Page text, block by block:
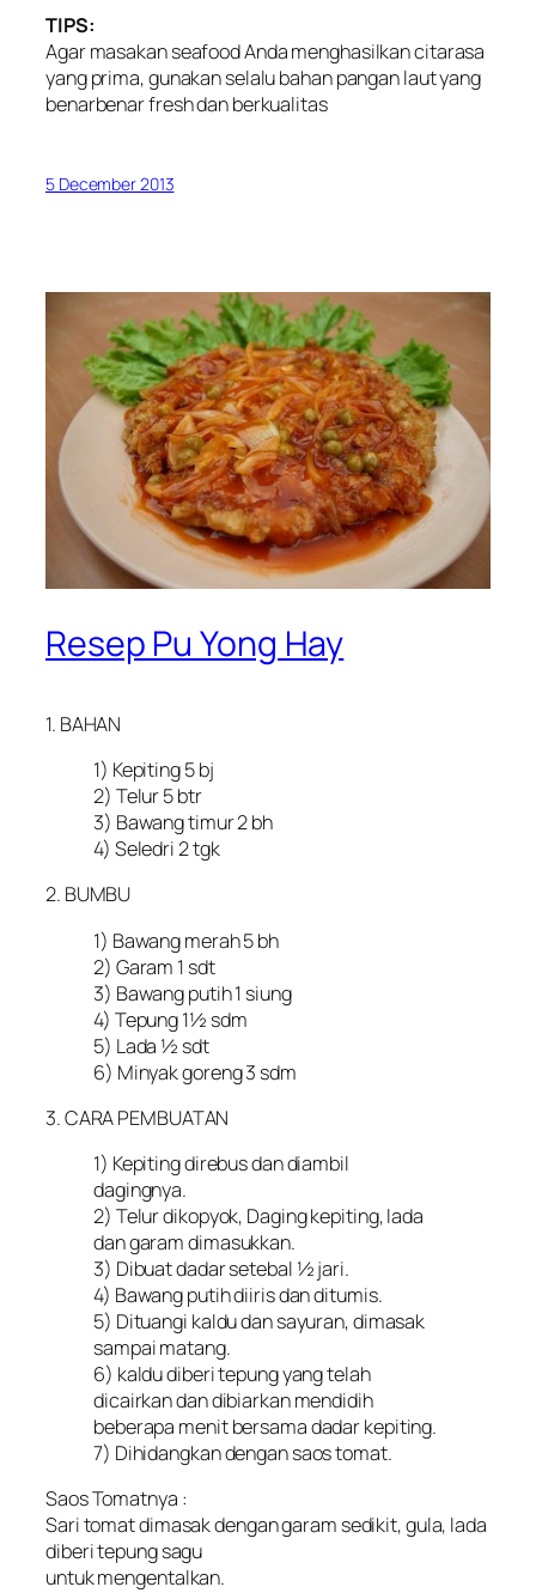
TIPS:
Agar masakan seafood Anda menghasilkan citarasa
yang prima, gunakan selalu bahan pangan laut yang
benarbenar fresh dan berkualitas
5 December 2013
Resep Pu Yong Hay
1. BAHAN
1) Kepiting 5 bj
2) Telur 5 btr
3) Bawang timur 2 bh
4) Seledri 2 tgk
2. BUMBU
1) Bawang merah 5 bh
2) Garam 1 sdt
3) Bawang putih 1 siung
4) Tepung 1½ sdm
5) Lada ½ sdt
6) Minyak goreng 3 sdm
3. CARA PEMBUATAN
1) Kepiting direbus dan diambil
dagingnya.
2) Telur dikopyok, Daging kepiting, lada
dan garam dimasukkan.
3) Dibuat dadar setebal ½ jari.
4) Bawang putih diiris dan ditumis.
5) Dituangi kaldu dan sayuran, dimasak
sampai matang.
6) kaldu diberi tepung yang telah
dicairkan dan dibiarkan mendidih
beberapa menit bersama dadar kepiting.
7) Dihidangkan dengan saos tomat.
Saos Tomatnya :
Sari tomat dimasak dengan garam sedikit, gula, lada
diberi tepung sagu
untuk mengentalkan.